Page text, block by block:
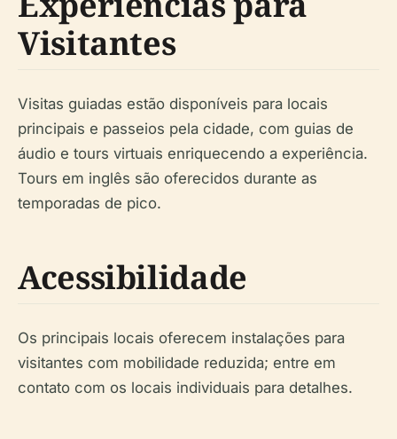
Visitantes
Visitas guiadas estão disponíveis para locais
principais e passeios pela cidade, com guias de
áudio e tours virtuais enriquecendo a experiência.
Tours em inglês são oferecidos durante as
temporadas de pico.
Acessibilidade
Os principais locais oferecem instalações para
visitantes com mobilidade reduzida; entre em
contato com os locais individuais para detalhes.